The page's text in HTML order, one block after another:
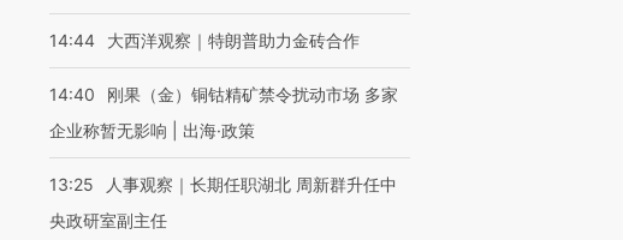
14:44 大西洋观察｜特朗普助力金砖合作
14:40
刚果（金）铜钴精矿禁令扰动市场 多家
企业称暂无影响 | 出海·政策
13:25
人事观察｜长期任职湖北 周新群升任中
央政研室副主任